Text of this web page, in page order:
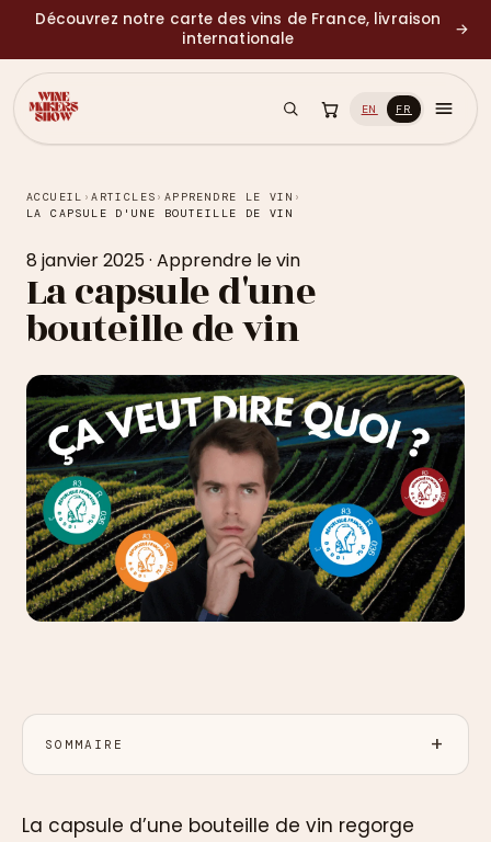
Découvrez notre carte des vins de France, livraison
internationale
→
EN FR
ACCUEIL ›ARTICLES › APPRENDRE LE VIN ›
LA CAPSULE D'UNE BOUTEILLE DE VIN
8 janvier 2025· Apprendre le vin
La capsule d'une
bouteille de vin
SOMMAIRE
La capsule d’une bouteille de vin regorge